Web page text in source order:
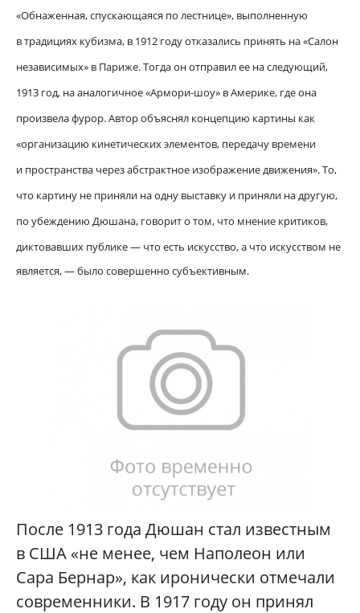
«Обнаженная, спускающаяся по лестнице», выполненную
в традициях кубизма, в 1912 году отказались принять на «Салон
независимых» в Париже. Тогда он отправил ее на следующий,
1913 год, на аналогичное «Армори-шоу» в Америке, где она
произвела фурор. Автор объяснял концепцию картины как
«организацию кинетических элементов, передачу времени
и пространства через абстрактное изображение движения». То,
что картину не приняли на одну выставку и приняли на другую,
по убеждению Дюшана, говорит о том, что мнение критиков,
диктовавших публике — что есть искусство, а что искусством не
является, — было совершенно субъективным.
После 1913 года Дюшан стал известным
в США «не менее, чем Наполеон или
Сара Бернар», как иронически отмечали
современники. В 1917 году он принял